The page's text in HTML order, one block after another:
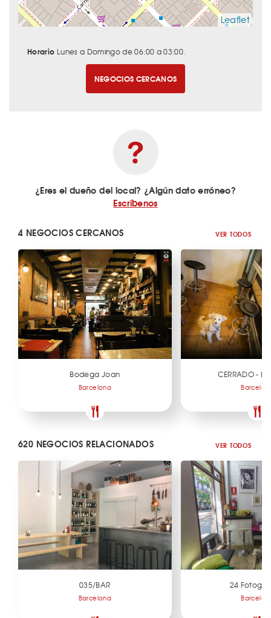
Leaflet
Horario Lunes a Domingo de 06:00 a 03:00.
NEGOCIOS CERCANOS
¿Eres el dueño del local? ¿Algún dato erróneo?
Escríbenos
4 NEGOCIOS CERCANOS VER TODOS
Bodega Joan
Barcelona
CERRADO - El
620 NEGOCIOS RELACIONADOS VER TODOS
035/BAR
Barcelona
24